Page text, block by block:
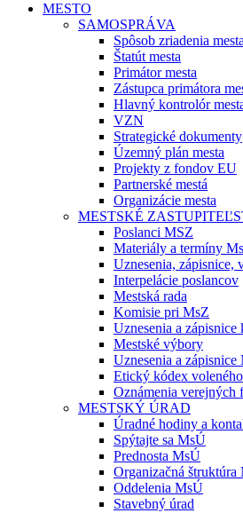
MESTO
SAMOSPRÁVA
Spôsob zriadenia mesta
Štatút mesta
Primátor mesta
Zástupca primátora
Hlavný kontrolór
VZN
Strategické dokumenty
Územný plán mesta
Projekty z fondov EU
Partnerské mestá
Organizácie mesta
MESTSKÉ
Poslanci MSZ
Materiály a termíny
Uznesenia, zápisnice,
Interpelácie poslancov
Mestská rada
Komisie pri MsZ
Uznesenia a zápisnice
Mestské výbory
Uznesenia a zápisnice
Etický kódex
Oznámenia verejných
MESTSKÝ ÚRAD
Úradné hodiny a
Spýtajte sa MsÚ
Prednosta MsÚ
Organizačná štruktúra
Oddelenia MsÚ
Stavebný úrad